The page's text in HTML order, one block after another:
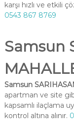
karşı hızlı ve etkili
0543 867 8769
Samsun
Samsun
apartman ve site gibi
kapsamlı ilaçlama
kontrol altına alınır.